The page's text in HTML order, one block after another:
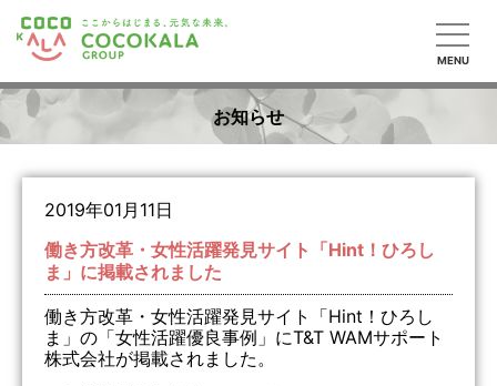
MENU
お知らせ
2019年01月11日
働き方改革・女性活躍発見サイト「Hint！ひろし
ま」に掲載されました
働き方改革・女性活躍発見サイト「Hint！ひろし
ま」の「女性活躍優良事例」にT&T WAMサポート
株式会社が掲載されました。